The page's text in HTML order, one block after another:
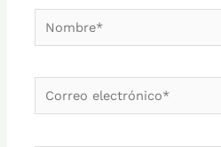
Nombre*
Correo
electrónico*